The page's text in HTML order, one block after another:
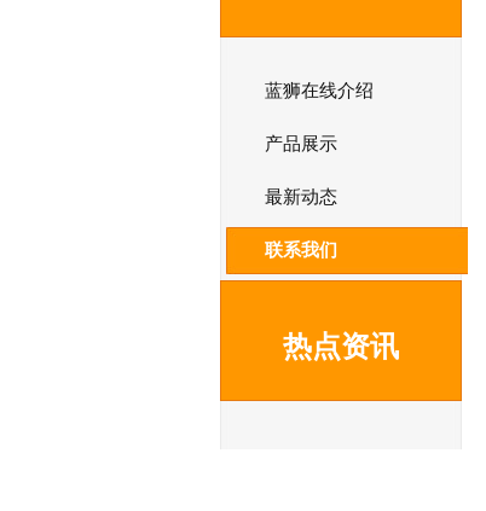
蓝狮在线介绍
产品展示
最新动态
联系我们
热点资讯